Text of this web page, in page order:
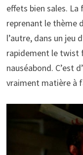
effets bien sales.
reprenant le thème
l’autre, dans un jeu
rapidement le twist
nauséabond. C’est
vraiment matière à